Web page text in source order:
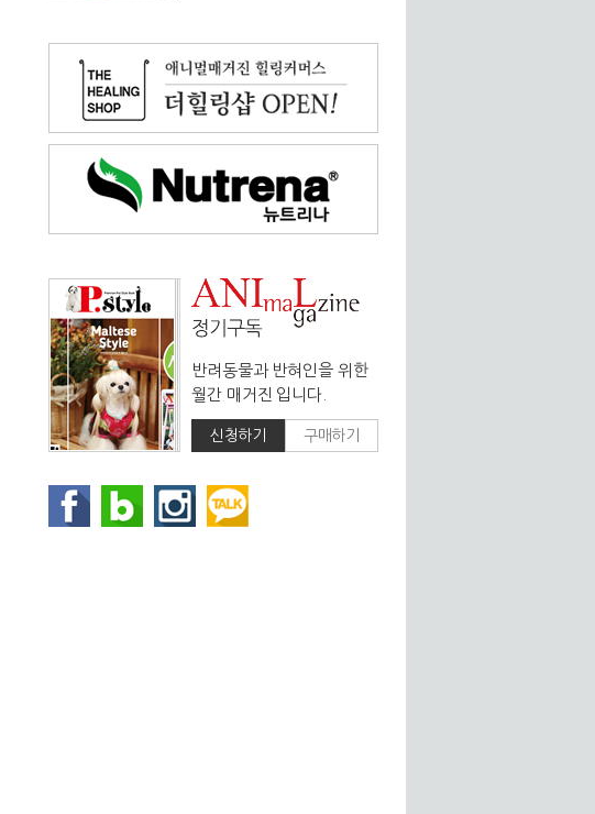
반려동물과 반혀인을 위한
월간 매거진 입니다.
신청하기 구매하기